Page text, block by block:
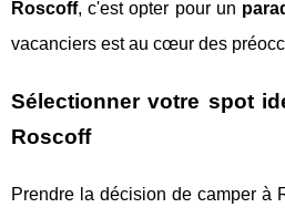
Roscoff, c'est opter pour un
vacanciers est au cœur des
Sélectionner votre spot
Roscoff
Prendre la décision de camper à